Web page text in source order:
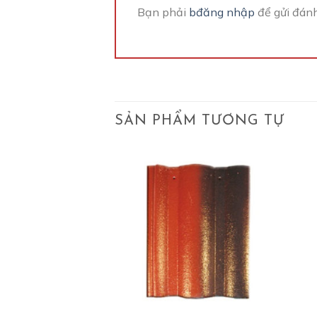
Bạn phải bđăng nhập để gửi
SẢN PHẨM TƯƠNG TỰ